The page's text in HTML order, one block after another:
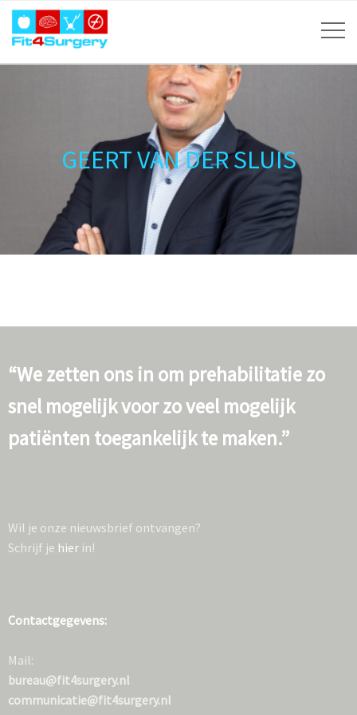
GEERT VAN DER SLUIS
“We zetten ons in om prehabilitatie zo
snel mogelijk voor zo veel mogelijk
patiënten toegankelijk te maken.”
Wil je onze nieuwsbrief ontvangen?
Schrijf je hier in!
Contactgegevens:
Mail:
bureau@fit4surgery.nl
communicatie@fit4surgery.nl